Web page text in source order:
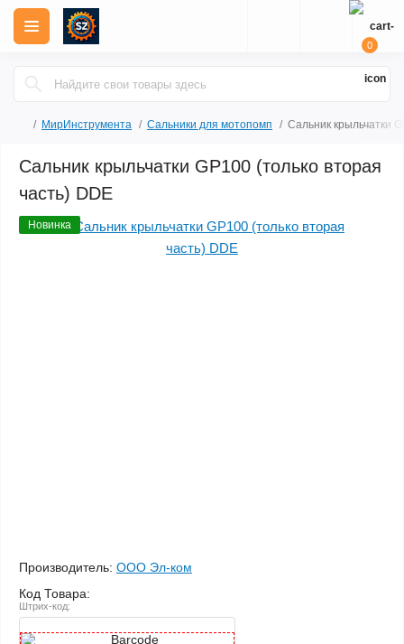
0
МирИнструмента Сальники для мотопомп Сальник крыльчатки
Сальник крыльчатки GP100 (только вторая
часть) DDE
Новинка
Производитель: ООО Эл-ком
Код Товара:
Штрих-код: